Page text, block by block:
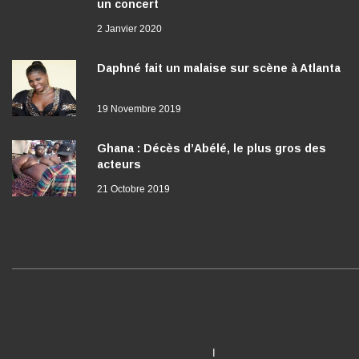
un concert
2 Janvier 2020
Daphné fait un malaise sur scène à Atlanta
19 Novembre 2019
Ghana : Décès d’Abélé, le plus gros des
acteurs
21 Octobre 2019